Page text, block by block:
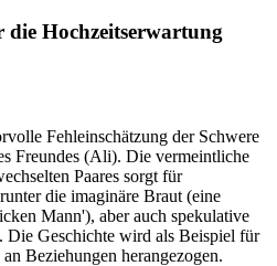
Hochzeitserwartung
Fehleinschätzung der Schwere
Freundes (Ali). Die vermeintliche
Paares sorgt für
die imaginäre Braut (eine
Mann'), aber auch spekulative
Die Geschichte wird als Beispiel für
Beziehungen herangezogen.